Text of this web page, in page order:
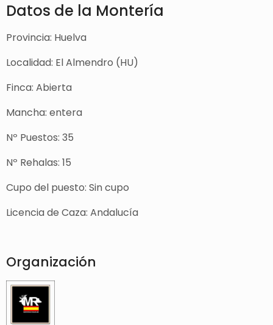
Datos de la Montería
Provincia: Huelva
Localidad: El Almendro (HU)
Finca: Abierta
Mancha: entera
Nº Puestos: 35
Nº Rehalas: 15
Cupo del puesto: Sin cupo
Licencia de Caza: Andalucía
Organización